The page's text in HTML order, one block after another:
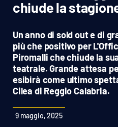
Sport
Cultura
Podcast
Meteo
chiude la
Un anno di sold out e di
più che positivo per
Piromalli che chiude la
teatrale. Grande attesa
esibirà come ultimo
Cilea di Reggio Calabria.
9 maggio, 2025